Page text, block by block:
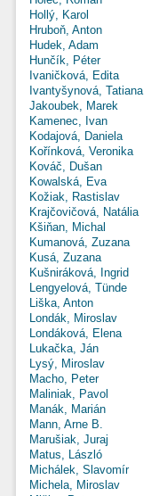
Hollý, Karol
Hruboň, Anton
Hudek, Adam
Hunčík, Péter
Ivaničková, Edita
Ivantyšynová, Tatiana
Jakoubek, Marek
Kamenec, Ivan
Kodajová, Daniela
Kořínková, Veronika
Kováč, Dušan
Kowalská, Eva
Kožiak, Rastislav
Krajčovičová, Natália
Kšiňan, Michal
Kumanová, Zuzana
Kusá, Zuzana
Kušniráková, Ingrid
Lengyelová, Tünde
Liška, Anton
Londák, Miroslav
Londáková, Elena
Lukačka, Ján
Lysý, Miroslav
Macho, Peter
Maliniak, Pavol
Manák, Marián
Mann, Arne B.
Marušiak, Juraj
Matus, László
Michálek, Slavomír
Michela, Miroslav